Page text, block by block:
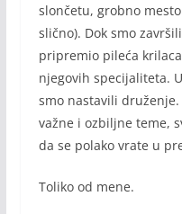
slončetu, grobno
slično). Dok smo
pripremio pileća
njegovih specijaliteta.
smo nastavili
važne i ozbiljne teme,
da se polako vrate u
Toliko od mene.